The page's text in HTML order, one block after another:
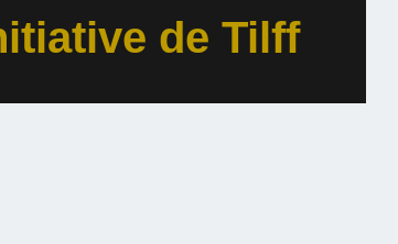
de Tilff